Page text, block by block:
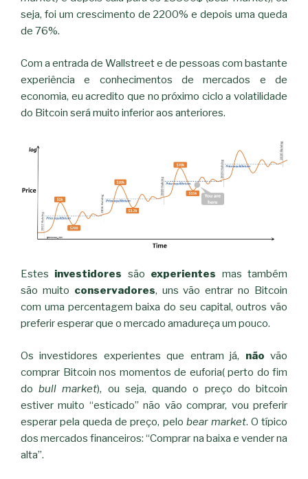
seja, foi um crescimento de 2200% e depois uma queda
de 76%.
Com a entrada de Wallstreet e de pessoas com bastante
experiência e conhecimentos de mercados e de
economia, eu acredito que no próximo ciclo a volatilidade
do Bitcoin será muito inferior aos anteriores.
Estes investidores são experientes mas também
são muito conservadores, uns vão entrar no Bitcoin
com uma percentagem baixa do seu capital, outros vão
preferir esperar que o mercado amadureça um pouco.
Os investidores experientes que entram já, não vão
comprar Bitcoin nos momentos de euforia( perto do fim
dobull market), ou seja, quando o preço do bitcoin
estiver muito “esticado” não vão comprar, vou preferir
esperar pela queda de preço, pelo bear market. O típico
dos mercados financeiros: “Comprar na baixa e vender na
alta”.